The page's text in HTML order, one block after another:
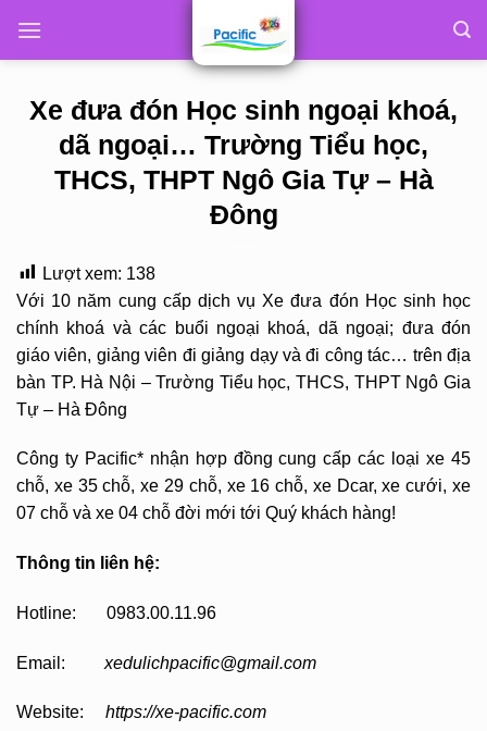
Xe đưa đón Học sinh ngoại khoá,
dã ngoại… Trường Tiểu học,
THCS, THPT Ngô Gia Tự – Hà
Đông
Lượt xem: 138
Với 10 năm cung cấp dịch vụ Xe đưa đón Học sinh học
chính khoá và các buổi ngoại khoá, dã ngoại; đưa đón
giáo viên, giảng viên đi giảng dạy và đi công tác… trên địa
bàn TP. Hà Nội – Trường Tiểu học, THCS, THPT Ngô Gia
Tự – Hà Đông
Công ty Pacific* nhận hợp đồng cung cấp các loại xe 45
chỗ, xe 35 chỗ, xe 29 chỗ, xe 16 chỗ, xe Dcar, xe cưới, xe
07 chỗ và xe 04 chỗ đời mới tới Quý khách hàng!
Thông tin liên hệ:
Hotline: 0983.00.11.96
Email: xedulichpacific@gmail.com
Website: https://xe-pacific.com